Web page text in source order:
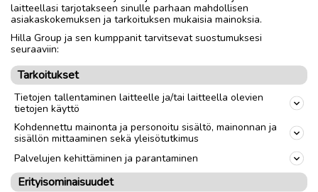
laitteellasi tarjotakseen sinulle parhaan mahdollisen
asiakaskokemuksen ja tarkoituksen mukaisia mainoksia.
Hilla Group ja sen kumppanit tarvitsevat suostumuksesi
seuraaviin:
Tarkoitukset
Tietojen tallentaminen laitteelle ja/tai laitteella olevien
tietojen käyttö
Kohdennettu mainonta ja personoitu sisältö, mainonnan ja
sisällön mittaaminen sekä yleisötutkimus
Palvelujen kehittäminen ja parantaminen
Erityisominaisuudet